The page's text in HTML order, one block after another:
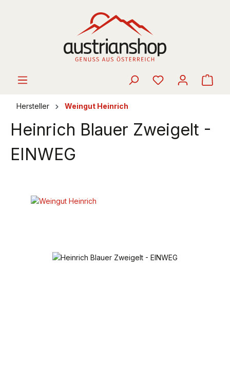
Hersteller Weingut Heinrich
Heinrich Blauer Zweigelt -
EINWEG
Bildergalerie überspringen